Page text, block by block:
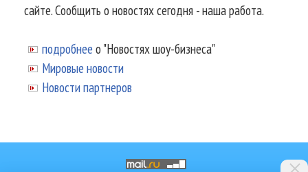
сайте. Сообщить о новостях сегодня - наша работа.
подробнее о "Новостях шоу-бизнеса"
Мировые новости
Новости партнеров